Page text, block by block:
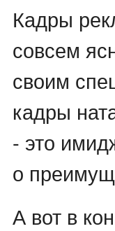
Кадры
совсем
своим
кадры
- это
о
А вот в